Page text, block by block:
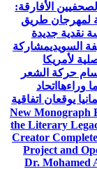
الأفارقة:
لمهرجان طريق
نقدية جديدة
السويديمشاركة
لأمريكا
حركة الشعر
وراءها اتحاد
يوقعان اتفاقية
New Monograph
the Literary
Creator
Project and
Dr. Mohamed